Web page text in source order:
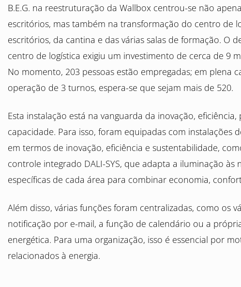
B.E.G. na reestruturação da Wallbox centrou-se não
escritórios, mas também na transformação do centro de
escritórios, da cantina e das várias salas de formação. O
centro de logística exigiu um investimento de cerca de 9
No momento, 203 pessoas estão empregadas; em plena
operação de 3 turnos, espera-se que sejam mais de 520.
Esta instalação está na vanguarda da inovação,
capacidade. Para isso, foram equipadas com instalações
em termos de inovação, eficiência e sustentabilidade,
controle integrado DALI-SYS, que adapta a iluminação às
específicas de cada área para combinar economia,
Além disso, várias funções foram centralizadas, como os
notificação por e-mail, a função de calendário ou a
energética. Para uma organização, isso é essencial por
relacionados à energia.